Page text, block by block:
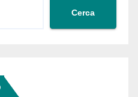
Cerca